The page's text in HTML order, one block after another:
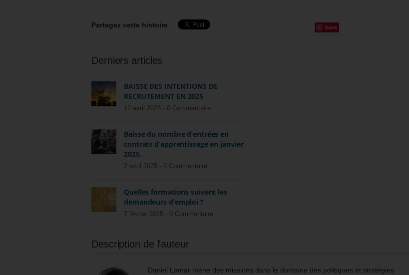
Partagez cette histoire Save
Derniers articles
BAISSE DES INTENTIONS DE
RECRUTEMENT EN 2025
12 avril 2025 - 0 Commentaire
Baisse du nombre d’entrées en
contrats d’apprentissage en janvier
2025.
2 avril 2025 - 0 Commentaire
Quelles formations suivent les
demandeurs d’emploi ?
7 février 2025 - 0 Commentaire
Description de l'auteur
Daniel Lamar mène des missions dans le domaine des politiques et stratégies